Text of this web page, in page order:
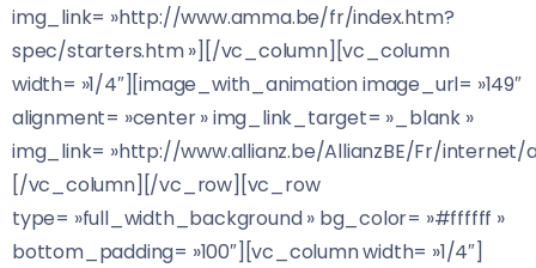
img_link= »http://www.amma.be/fr/index.htm?
spec/starters.htm »][/vc_column][vc_column
width= »1/4″][image_with_animation image_url= »149″
alignment= »center » img_link_target= »_blank »
img_link= »http://www.allianz.be/AllianzBE/Fr/internet/
[/vc_column][/vc_row][vc_row
type= »full_width_background » bg_color= »#ffffff »
bottom_padding= »100″][vc_column width= »1/4″]